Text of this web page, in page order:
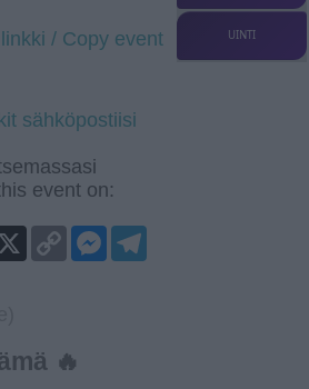
/ Copy event
sähköpostiisi
event on:
Copy
Link
Messenger
🔥
UINTI